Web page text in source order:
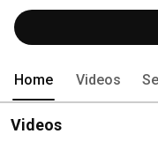
станете свидетелями
отставайте,
главный вопрос - так где же
Home Videos
Videos